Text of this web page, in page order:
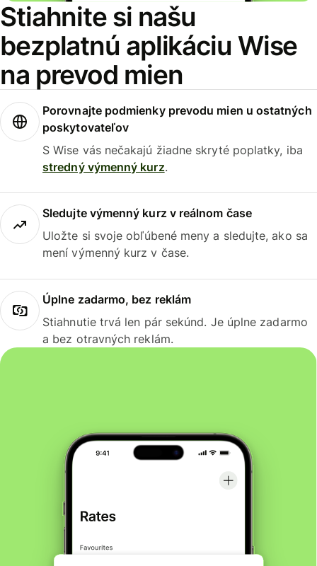
Stiahnite si našu
bezplatnú aplikáciu Wise
na prevod mien
Porovnajte podmienky prevodu mien u ostatných
poskytovateľov
S Wise vás nečakajú žiadne skryté poplatky, iba
stredný výmenný kurz.
Sledujte výmenný kurz v reálnom čase
Uložte si svoje obľúbené meny a sledujte, ako sa
mení výmenný kurz v čase.
Úplne zadarmo, bez reklám
Stiahnutie trvá len pár sekúnd. Je úplne zadarmo
a bez otravných reklám.